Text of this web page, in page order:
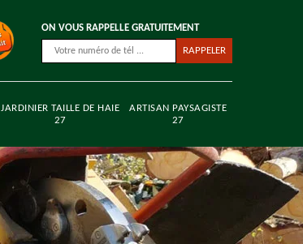
ON VOUS RAPPELLE GRATUITEMENT
JARDINIER TAILLE DE HAIE
27
ARTISAN PAYSAGISTE
27